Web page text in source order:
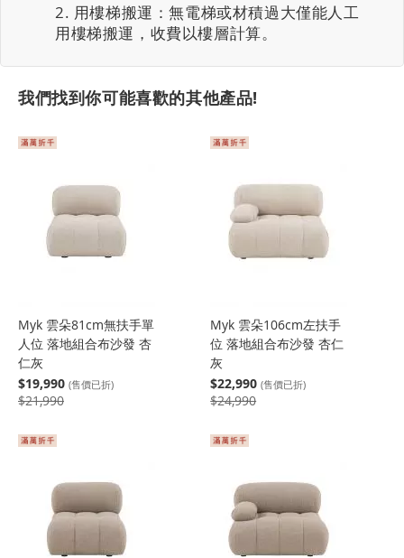
用樓梯搬運：無電梯或材積過大僅能人工
用樓梯搬運，收費以樓層計算。
我們找到你可能喜歡的其他產品!
Myk 雲朵81cm無扶手單
人位 落地組合布沙發 杏
仁灰
$19,990 (售價已折)
$21,990
Myk 雲朵106cm左扶手
位 落地組合布沙發 杏仁
灰
$22,990 (售價已折)
$24,990